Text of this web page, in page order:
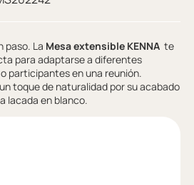
paso. La Mesa extensible KENNA te
para adaptarse a diferentes
participantes en una reunión.
toque de naturalidad por su acabado
lacada en blanco.